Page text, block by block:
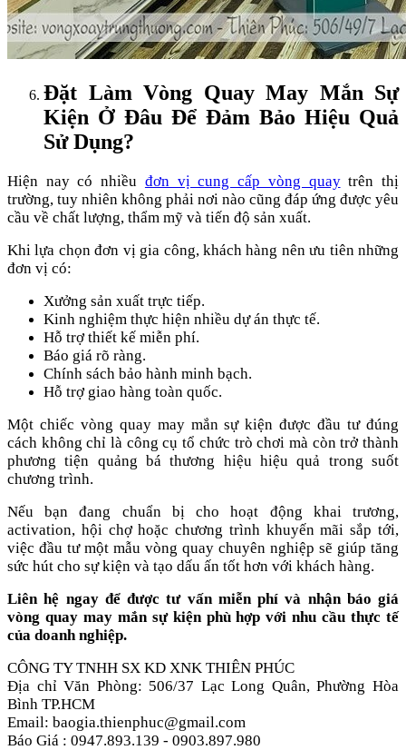
Đặt Làm Vòng Quay May Mắn Sự
Kiện Ở Đâu Để Đảm Bảo Hiệu Quả
Sử Dụng?
Hiện nay có nhiều đơn vị cung cấp vòng quaytrên thị
trường, tuy nhiên không phải nơi nào cũng đáp ứng được yêu
cầu về chất lượng, thẩm mỹ và tiến độ sản xuất.
Khi lựa chọn đơn vị gia công, khách hàng nên ưu tiên những
đơn vị có:
Xưởng sản xuất trực tiếp.
Kinh nghiệm thực hiện nhiều dự án thực tế.
Hỗ trợ thiết kế miễn phí.
Báo giá rõ ràng.
Chính sách bảo hành minh bạch.
Hỗ trợ giao hàng toàn quốc.
Một chiếc vòng quay may mắn sự kiện được đầu tư đúng
cách không chỉ là công cụ tổ chức trò chơi mà còn trở thành
phương tiện quảng bá thương hiệu hiệu quả trong suốt
chương trình.
Nếu bạn đang chuẩn bị cho hoạt động khai trương,
activation, hội chợ hoặc chương trình khuyến mãi sắp tới,
việc đầu tư một mẫu vòng quay chuyên nghiệp sẽ giúp tăng
sức hút cho sự kiện và tạo dấu ấn tốt hơn với khách hàng.
Liên hệ ngay để được tư vấn miễn phí và nhận báo giá
vòng quay may mắn sự kiện phù hợp với nhu cầu thực tế
của doanh nghiệp.
CÔNG TY TNHH SX KD XNK THIÊN PHÚC
Địa chỉ Văn Phòng: 506/37 Lạc Long Quân, Phường Hòa
Bình TP.HCM
Email: baogia.thienphuc@gmail.com
Báo Giá : 0947.893.139 - 0903.897.980